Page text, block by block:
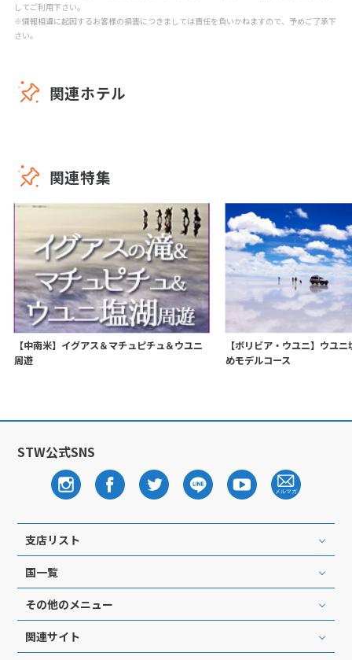
してご利用下さい。
※情報相違に起因するお客様の損害につきましては責任を負いかねますので、予めご了承下
さい。
関連ホテル
関連特集
【中南米】イグアス＆マチュピチュ＆ウユニ
周遊
【ボリビア・ウユニ】ウユ
めモデルコース
STW公式SNS
支店リスト
国一覧
その他のメニュー
関連サイト